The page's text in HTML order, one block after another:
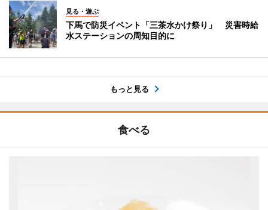
見る・遊ぶ
下馬で防災イベント「三茶水かけ祭り」 災害時給
水ステーションの周知目的に
もっと見る
食べる